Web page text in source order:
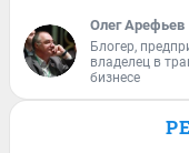
Олег Арефьев
Блогер,
владелец в
бизнесе